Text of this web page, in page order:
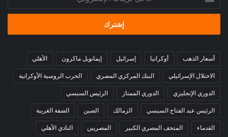
بريدك
الإلكتروني
أسعار الذهب أوكرانيا إسرائيل إيمانويل ماكرون الأهلي
الاحتلال الإسرائيلي البنك المركزي المصري الحرب الروسية الأوكرانية
الدوري الإنجليزي الدوري الممتاز الرئيس السيسي
الرئيس عبد الفتاح السيسي الزمالك الصين الضفة الغربية
القدماء المتحف المصري الكبير المصريين النادي الأهلي